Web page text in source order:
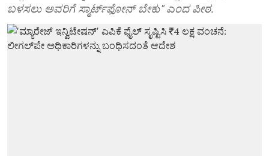
ಬಳಸಲು ಅವರಿಗೆ ಸ್ಮಾರ್ಟ್‌ಫೋನ್‌ ಬೇಕು" ಎಂದ ಪೀಠ.